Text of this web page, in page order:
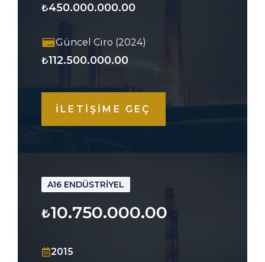
₺450.000.000.00
Güncel Ciro (2024)
₺112.500.000.00
İLETİŞİME GEÇ
A16 ENDÜSTRİYEL
₺10.750.000.00
2015